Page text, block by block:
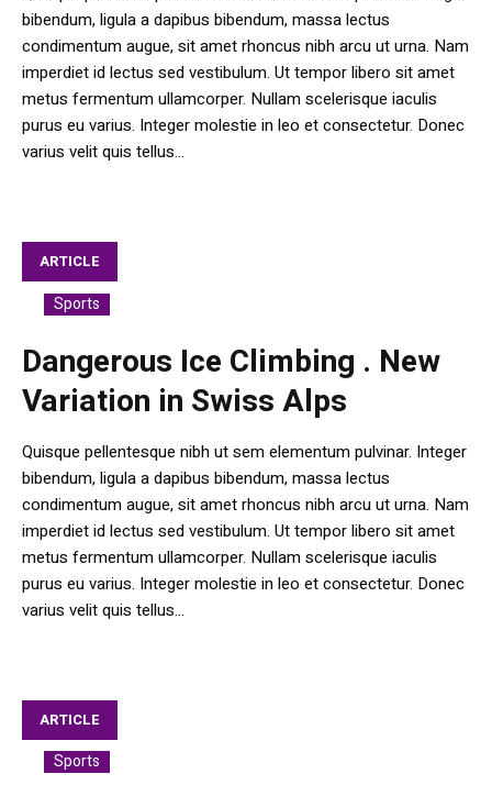
bibendum, ligula a dapibus bibendum, massa lectus
condimentum augue, sit amet rhoncus nibh arcu ut urna. Nam
imperdiet id lectus sed vestibulum. Ut tempor libero sit amet
metus fermentum ullamcorper. Nullam scelerisque iaculis
purus eu varius. Integer molestie in leo et consectetur. Donec
varius velit quis tellus...
ARTICLE
Sports
Dangerous Ice Climbing . New
Variation in Swiss Alps
Quisque pellentesque nibh ut sem elementum pulvinar. Integer
bibendum, ligula a dapibus bibendum, massa lectus
condimentum augue, sit amet rhoncus nibh arcu ut urna. Nam
imperdiet id lectus sed vestibulum. Ut tempor libero sit amet
metus fermentum ullamcorper. Nullam scelerisque iaculis
purus eu varius. Integer molestie in leo et consectetur. Donec
varius velit quis tellus...
ARTICLE
Sports